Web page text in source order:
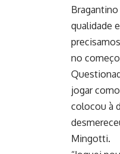
qualidade
no
jogar
colocou à
Mingotti.